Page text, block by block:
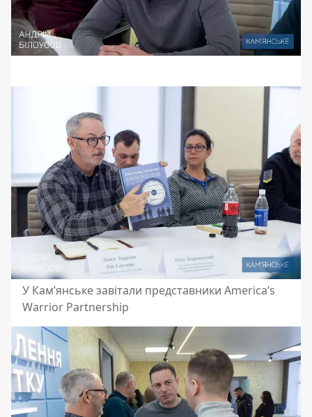
У Кам’янське завітали представники America’s
Warrior Partnership